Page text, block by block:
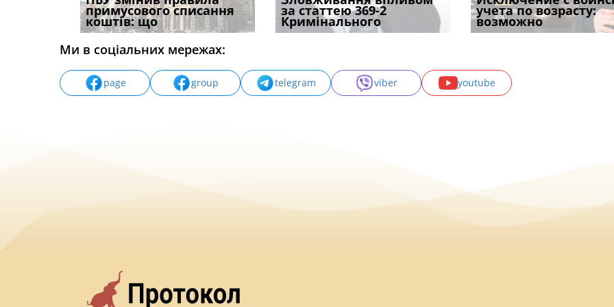
примусового списання
коштів: що
ефективним способом
захисту речових
позика залишилася: як
фраза «на
компенсацію за
незаконні дії
за статтею 369-2
Кримінального
відстрочки за іншою
підставою: нов
бронювання з 1 вересня?
Що насправді з
учета по возрасту:
возможно
підтвердив, що
може скас
Ми в соціальних мережах:
page group telegram viber youtube